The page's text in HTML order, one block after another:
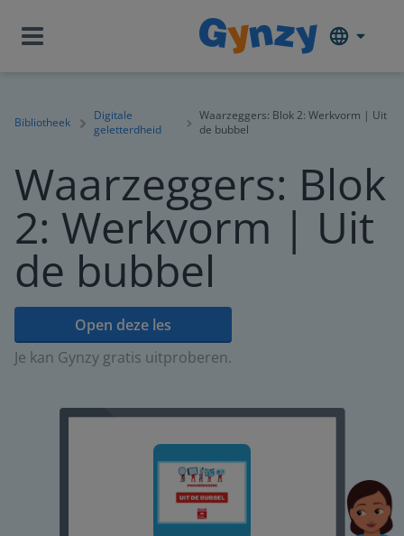
Bibliotheek
Digitale
geletterdheid
Waarzeggers: Blok 2: Werkvorm | Uit
de bubbel
Waarzeggers: Blok
2: Werkvorm | Uit
de bubbel
Open deze les
Je kan Gynzy gratis uitproberen.